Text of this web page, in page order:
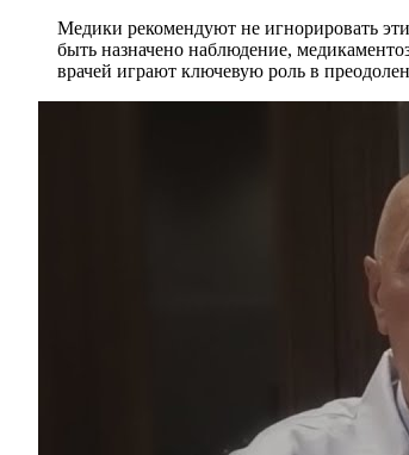
Медики рекомендуют не игнорировать
быть назначено наблюдение,
врачей играют ключевую роль в